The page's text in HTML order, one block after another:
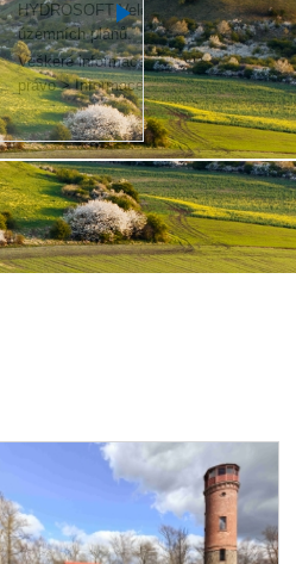
Stavební
aktuality